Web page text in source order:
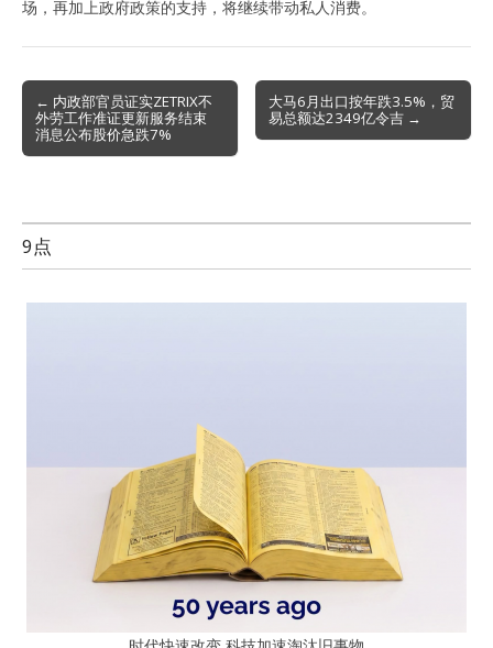
场，再加上政府政策的支持，将继续带动私人消费。
Post
navigation
← 内政部官员证实ZETRIX不
外劳工作准证更新服务结束
消息公布股价急跌7%
大马6月出口按年跌3.5%，贸
易总额达2349亿令吉 →
9点